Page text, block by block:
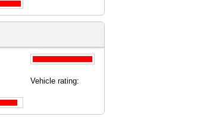
Vehicle rating: